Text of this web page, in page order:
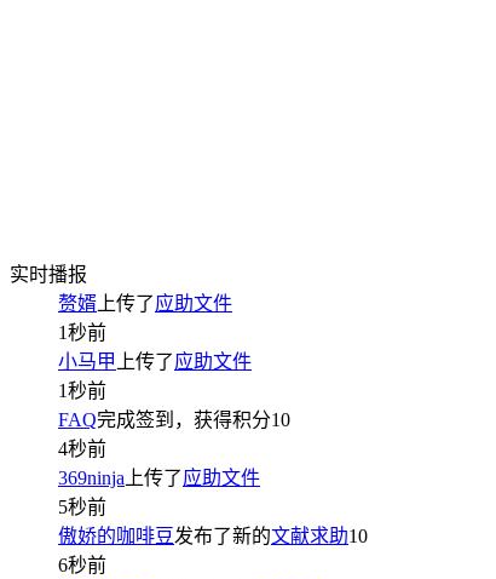
实时播报
赘婿上传了 应助文件
1秒前
小马甲上传了 应助文件
1秒前
FAQ完成签到，获得积分10
4秒前
369ninja上传了 应助文件
5秒前
傲娇的咖啡豆发布了新的文献求助10
6秒前